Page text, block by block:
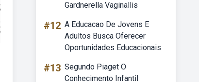
Gardnerella Vaginallis
#12 A Educacao De Jovens E
Adultos Busca Oferecer
Oportunidades Educacionais
#13 Segundo Piaget O
Conhecimento Infantil